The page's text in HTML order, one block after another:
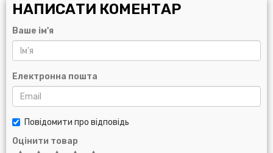
НАПИСАТИ КОМЕНТАР
Ваше ім'я
Електронна пошта
Повідомити про відповідь
Оцінити товар